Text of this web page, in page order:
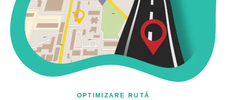
OPTIMIZARE RUTĂ